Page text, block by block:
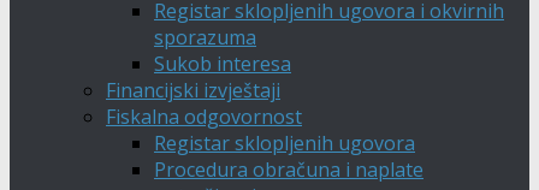
Registar sklopljenih ugovora i okvirnih
sporazuma
Sukob interesa
Financijski izvještaji
Fiskalna odgovornost
Registar sklopljenih ugovora
Procedura obračuna i naplate